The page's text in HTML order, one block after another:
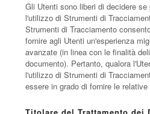
Gli Utenti sono liberi di decidere
l'utilizzo di Strumenti di
Strumenti di Tracciamento
fornire agli Utenti un'esperienza
avanzate (in linea con le finalità
documento). Pertanto, qualora
l'utilizzo di Strumenti di
essere in grado di fornire le